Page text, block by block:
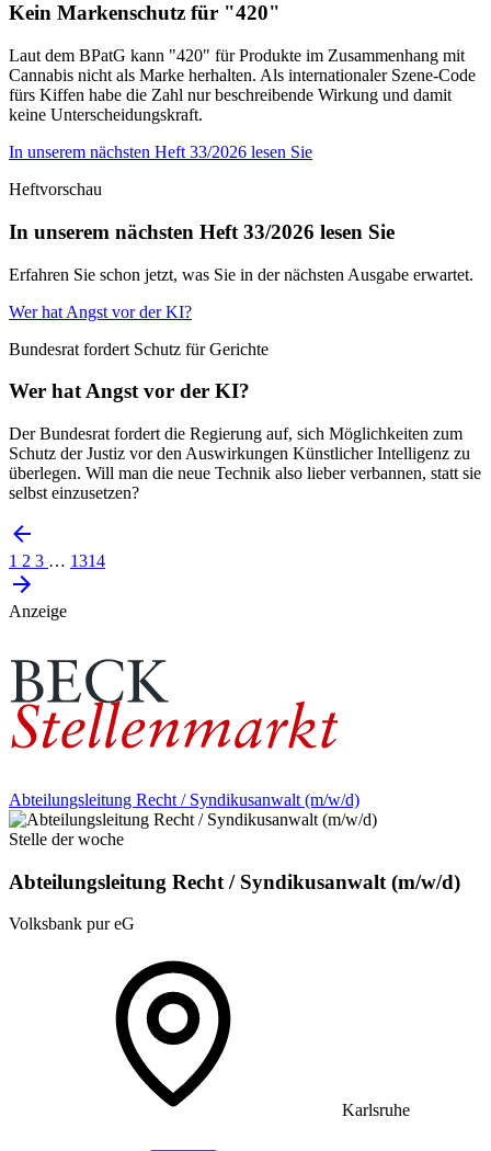
Kein Markenschutz für "420"
Laut dem BPatG kann "420" für Produkte im Zusammenhang mit
Cannabis nicht als Marke herhalten. Als internationaler Szene-Code
fürs Kiffen habe die Zahl nur beschreibende Wirkung und damit
keine Unterscheidungskraft.
In unserem nächsten Heft 33/2026 lesen Sie
Heftvorschau
In unserem nächsten Heft 33/2026 lesen Sie
Erfahren Sie schon jetzt, was Sie in der nächsten Ausgabe erwartet.
Wer hat Angst vor der KI?
Bundesrat fordert Schutz für Gerichte
Wer hat Angst vor der KI?
Der Bundesrat fordert die Regierung auf, sich Möglichkeiten zum
Schutz der Justiz vor den Auswirkungen Künstlicher Intelligenz zu
überlegen. Will man die neue Technik also lieber verbannen, statt sie
selbst einzusetzen?
1 2 3 … 1314
Anzeige
Abteilungsleitung Recht / Syndikusanwalt (m/w/d)
Stelle der woche
Abteilungsleitung Recht / Syndikusanwalt (m/w/d)
Volksbank pur eG
Karlsruhe